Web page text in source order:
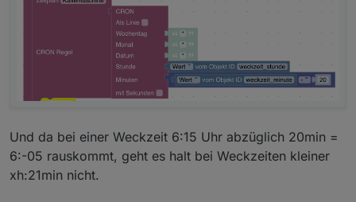
Und da bei einer Weckzeit 6:15 Uhr abzüglich 20min =
6:-05 rauskommt, geht es halt bei Weckzeiten kleiner
xh:21min nicht.